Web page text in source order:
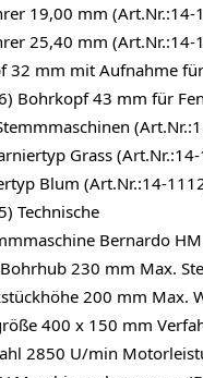
19,00 mm (Art.Nr.:14-
25,40 mm (Art.Nr.:14-
32 mm mit Aufnahme
Bohrkopf 43 mm für
Grass
Blum (Art.Nr.:14-
Technische
Bernardo
230 mm Max.
200 mm Max.
400 x 150 mm
2850 U/min